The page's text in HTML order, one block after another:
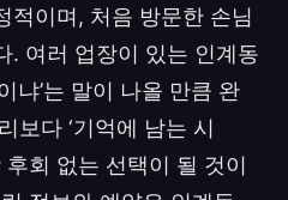
적이며, 처음 방문한 손님
. 여러 업장이 있는 인계동
냐’는 말이 나올 만큼 완
보다 ‘기억에 남는 시
후회 없는 선택이 될 것이